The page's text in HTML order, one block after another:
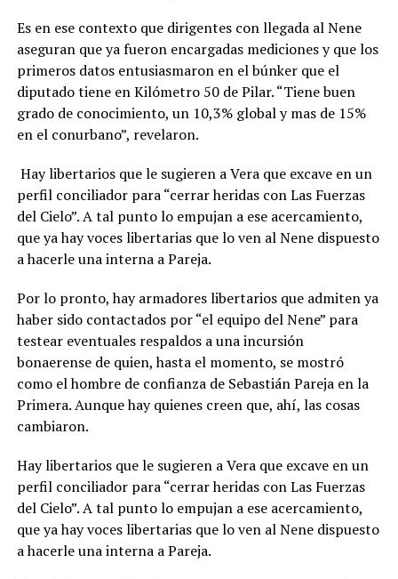
Es en ese contexto que dirigentes con llegada al Nene
aseguran que ya fueron encargadas mediciones y que los
primeros datos entusiasmaron en el búnker que el
diputado tiene en Kilómetro 50 de Pilar. “Tiene buen
grado de conocimiento, un 10,3% global y mas de 15%
en el conurbano”, revelaron.
Hay libertarios que le sugieren a Vera que excave en un
perfil conciliador para “cerrar heridas con Las Fuerzas
del Cielo”. A tal punto lo empujan a ese acercamiento,
que ya hay voces libertarias que lo ven al Nene dispuesto
a hacerle una interna a Pareja.
Por lo pronto, hay armadores libertarios que admiten ya
haber sido contactados por “el equipo del Nene” para
testear eventuales respaldos a una incursión
bonaerense de quien, hasta el momento, se mostró
como el hombre de confianza de Sebastián Pareja en la
Primera. Aunque hay quienes creen que, ahí, las cosas
cambiaron.
Hay libertarios que le sugieren a Vera que excave en un
perfil conciliador para “cerrar heridas con Las Fuerzas
del Cielo”. A tal punto lo empujan a ese acercamiento,
que ya hay voces libertarias que lo ven al Nene dispuesto
a hacerle una interna a Pareja.